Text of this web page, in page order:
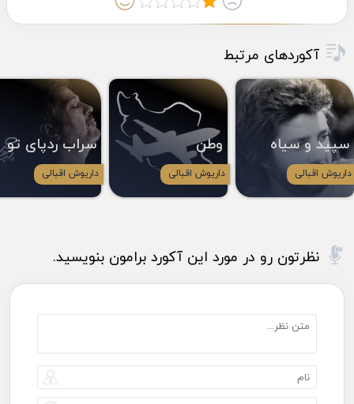
آکوردهای مرتبط
سپید و سیاه
داریوش اقبالی
وطن
داریوش اقبالی
سراب ردپای تو
داریوش اقبالی
نظرتون رو در مورد این آکورد برامون بنویسید.